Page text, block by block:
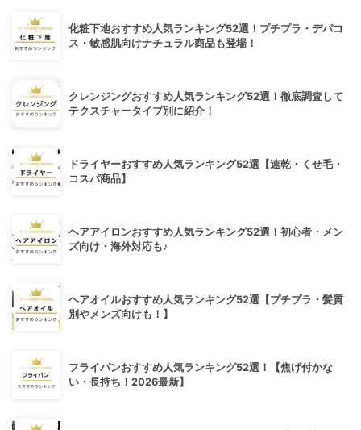
化粧下地おすすめ人気ランキング52選！プチプラ・デパコ
ス・敏感肌向けナチュラル商品も登場！
クレンジングおすすめ人気ランキング52選！徹底調査して
テクスチャータイプ別に紹介！
ドライヤーおすすめ人気ランキング52選【速乾・くせ毛・
コスパ商品】
ヘアアイロンおすすめ人気ランキング52選！初心者・メン
ズ向け・海外対応も♪
ヘアオイルおすすめ人気ランキング52選【プチプラ・髪質
別やメンズ向けも！】
フライパンおすすめ人気ランキング52選！【焦げ付かな
い・長持ち！2026最新】